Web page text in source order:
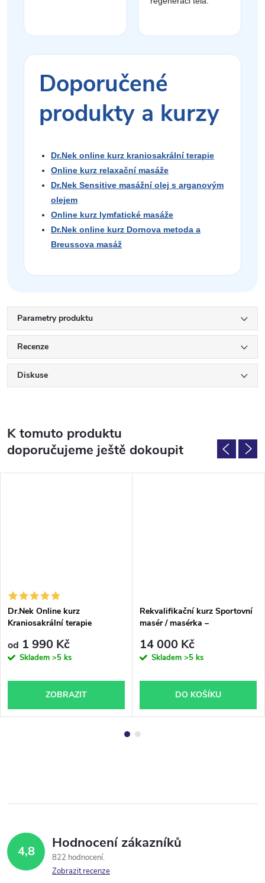
Doporučené
produkty a kurzy
Dr.Nek online kurz kraniosakrální terapie
Online kurz relaxační masáže
Dr.Nek Sensitive masážní olej s arganovým
olejem
Online kurz lymfatické masáže
Dr.Nek online kurz Dornova metoda a
Breussova masáž
Parametry produktu
Recenze
Diskuse
K tomuto produktu
doporučujeme ještě dokoupit
Dr.Nek Online kurz
Kraniosakrální terapie
od 1 990 Kč
Skladem >5 ks
ZOBRAZIT
Rekvalifikační kurz Sportovní
masér / masérka –
(Brno)
14 000 Kč
Skladem >5 ks
DO KOŠÍKU
4,8 Hodnocení zákazníků
822 hodnocení
Zobrazit recenze